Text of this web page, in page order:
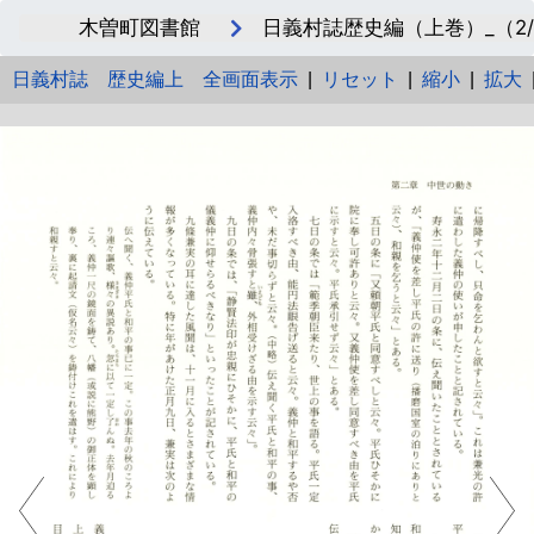
木曽町図書館 日義村誌歴史編（上巻）_（